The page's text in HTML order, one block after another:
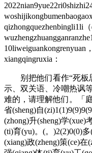
qizhongquezhenbingli1li
10liweiguankongrenyuan
xiangqingruxia：
别把他们看作“死板
示、双关语、冷嘲热讽
难的，请理解他们。
省(sheng)自
(zhong)升(sheng)学(xue)
(ti)育(yu)。(。)2(2)0(0)
(xiang)政(zheng)策(ce)